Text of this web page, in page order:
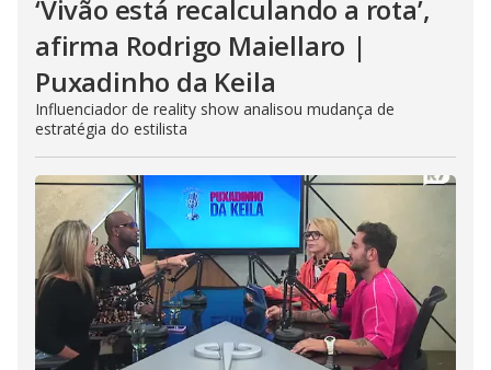
‘Vivão está recalculando a rota’,
afirma Rodrigo Maiellaro |
Puxadinho da Keila
Influenciador de reality show analisou mudança de
estratégia do estilista